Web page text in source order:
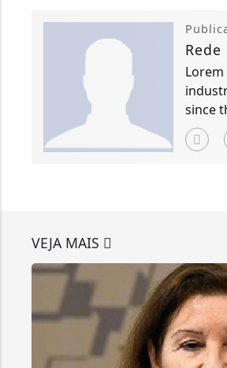
since
VEJA MAIS